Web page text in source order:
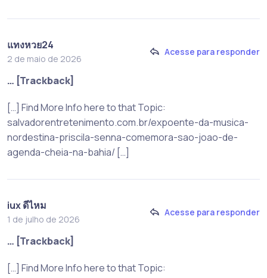
แทงหวย24
2 de maio de 2026
Acesse para responder
… [Trackback]
[…] Find More Info here to that Topic:
salvadorentretenimento.com.br/expoente-da-musica-
nordestina-priscila-senna-comemora-sao-joao-de-
agenda-cheia-na-bahia/ […]
iux ดีไหม
1 de julho de 2026
Acesse para responder
… [Trackback]
[…] Find More Info here to that Topic: